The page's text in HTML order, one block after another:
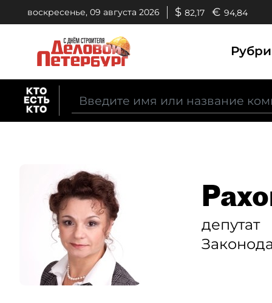
воскресенье, 09 августа 2026 $ 82,17 € 94,84
депутат